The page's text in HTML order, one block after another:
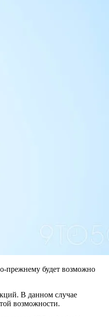
прежнему будет возможно
В данном случае
возможности.